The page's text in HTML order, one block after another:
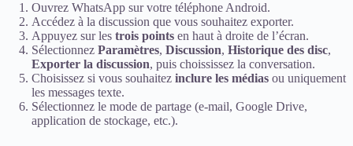
Ouvrez WhatsApp sur votre téléphone Android.
Accédez à la discussion que vous souhaitez exporter.
Appuyez sur les trois points en haut à droite de l’écran.
Sélectionnez Paramètres, Discussion, Historique des disc,
Exporter la discussion, puis choississez la conversation.
Choisissez si vous souhaitez inclure les médias ou uniquement
les messages texte.
Sélectionnez le mode de partage (e-mail, Google Drive,
application de stockage, etc.).